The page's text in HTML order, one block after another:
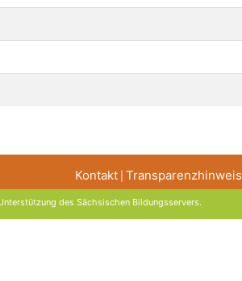
Kontakt| Transparenzhinweis
des Sächsischen Bildungsservers.